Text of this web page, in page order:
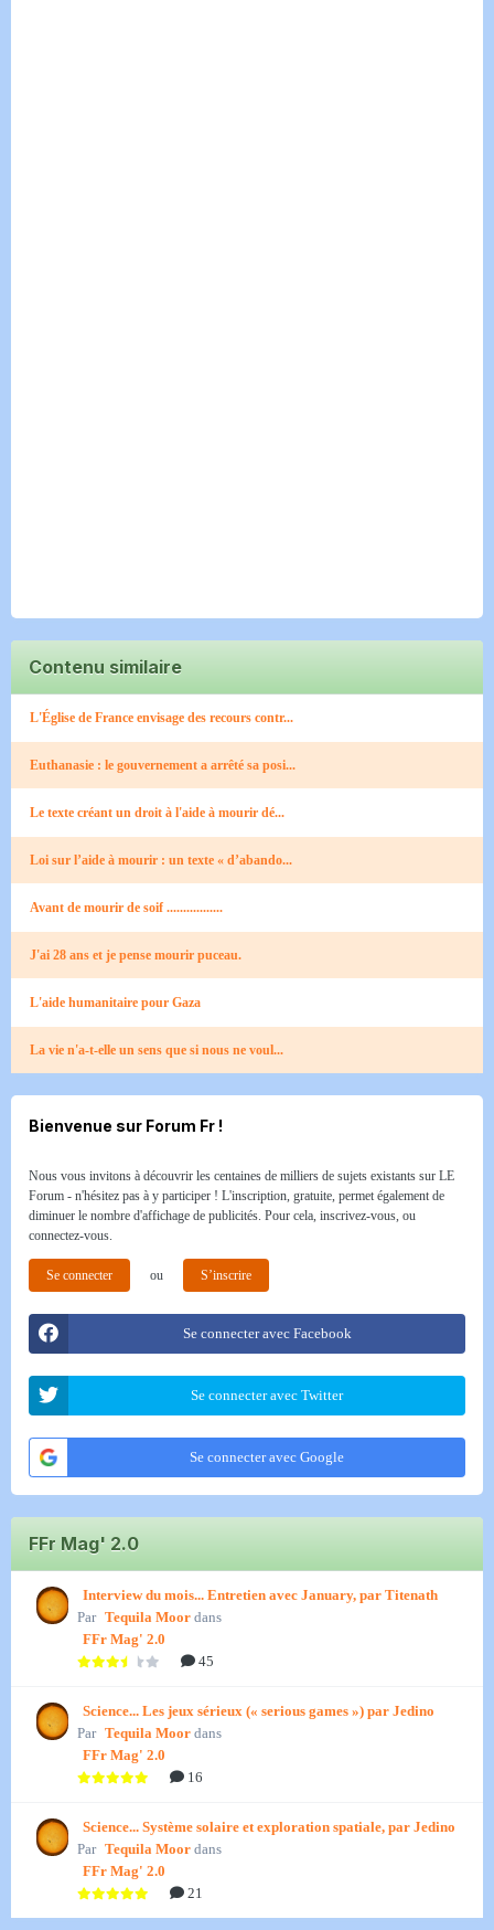
Contenu similaire
L'Église de France envisage des recours contr...
Euthanasie : le gouvernement a arrêté sa posi...
Le texte créant un droit à l'aide à mourir dé...
Loi sur l’aide à mourir : un texte « d’abando...
Avant de mourir de soif .................
J'ai 28 ans et je pense mourir puceau.
L'aide humanitaire pour Gaza
La vie n'a-t-elle un sens que si nous ne voul...
Bienvenue sur Forum Fr !
Nous vous invitons à découvrir les centaines de milliers de sujets existants sur LE
Forum - n'hésitez pas à y participer ! L'inscription, gratuite, permet également de
diminuer le nombre d'affichage de publicités. Pour cela, inscrivez-vous, ou
connectez-vous.
Se connecter ou S’inscrire
Se connecter avec Facebook
Se connecter avec Twitter
Se connecter avec Google
FFr Mag' 2.0
Interview du mois... Entretien avec January, par Titenath
Par Tequila Moor dans
FFr Mag' 2.0
45
Science... Les jeux sérieux (« serious games ») par Jedino
Par Tequila Moor dans
FFr Mag' 2.0
16
Science... Système solaire et exploration spatiale, par Jedino
Par Tequila Moor dans
FFr Mag' 2.0
21